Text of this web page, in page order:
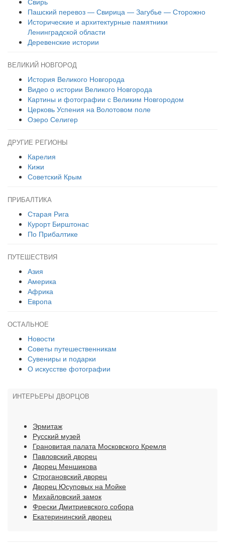
Пашский перевоз — Свирица — Загубье — Сторожно
Исторические и архитектурные памятники
Ленинградской области
Деревенские истории
ВЕЛИКИЙ НОВГОРОД
История Великого Новгорода
Видео о истории Великого Новгорода
Картины и фотографии с Великим Новгородом
Церковь Успения на Волотовом поле
Озеро Селигер
ДРУГИЕ РЕГИОНЫ
Карелия
Кижи
Советский Крым
ПРИБАЛТИКА
Старая Рига
Курорт Бирштонас
По Прибалтике
ПУТЕШЕСТВИЯ
Азия
Америка
Африка
Европа
ОСТАЛЬНОЕ
Новости
Советы путешественникам
Сувениры и подарки
О искусстве фотографии
ИНТЕРЬЕРЫ ДВОРЦОВ
Эрмитаж
Русский музей
Грановитая палата Московского Кремля
Павловский дворец
Дворец Меншикова
Строгановский дворец
Дворец Юсуповых на Мойке
Михайловский замок
Фрески Дмитриевского собора
Екатерининский дворец